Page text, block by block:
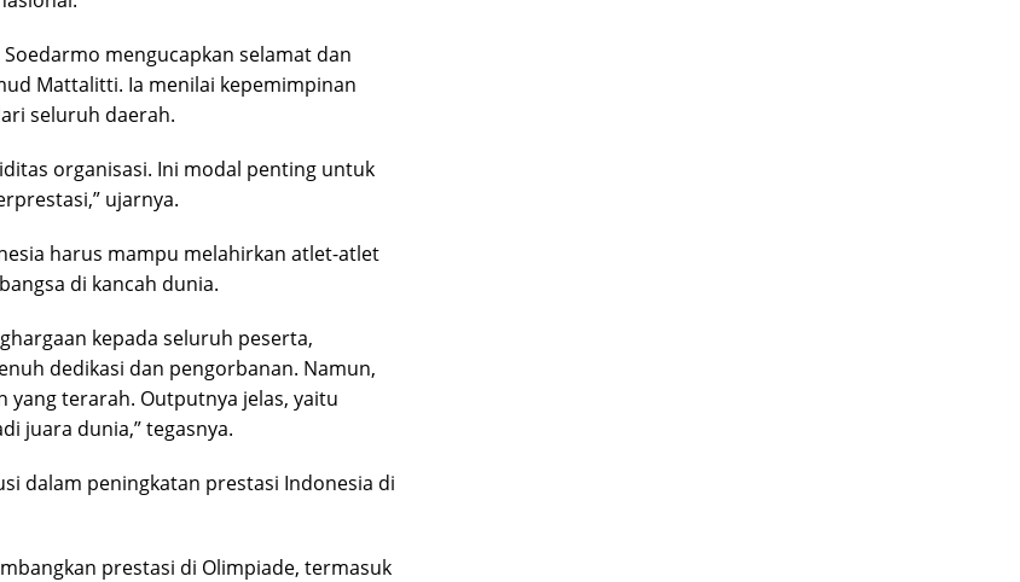
mengucapkan selamat dan
Mattalitti. Ia menilai kepemimpinan
seluruh daerah.
organisasi. Ini modal penting untuk
ujarnya.
harus mampu melahirkan atlet-atlet
di kancah dunia.
kepada seluruh peserta,
dedikasi dan pengorbanan. Namun,
yang terarah. Outputnya jelas, yaitu
juara dunia,” tegasnya.
dalam peningkatan prestasi Indonesia di
prestasi di Olimpiade, termasuk